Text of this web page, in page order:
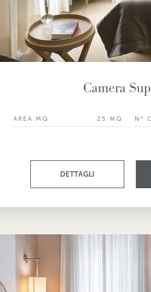
Camera
AREA MQ 25 MQ N°
DETTAGLI